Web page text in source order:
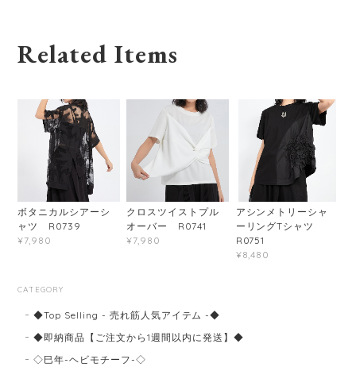
Related Items
ボタニカルシアーシ
ャツ R0739
¥7,980
クロスツイストプル
オーバー R0741
¥7,980
アシンメトリーシャ
ーリングTシャツ
R0751
¥8,480
CATEGORY
◆Top Selling - 売れ筋人気アイテム -◆
◆即納商品【ご注文から1週間以内に発送】◆
◇巳年-ヘビモチーフ-◇